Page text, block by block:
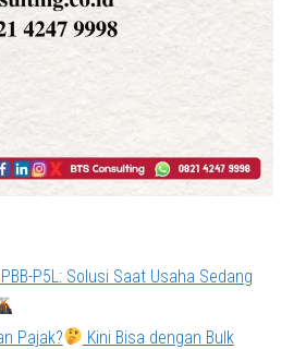
P5L: Solusi Saat Usaha Sedang
Pajak?
Kini Bisa dengan Bulk